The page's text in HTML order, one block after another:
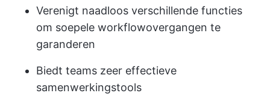
Verenigt naadloos verschillende functies
om soepele workflowovergangen te
garanderen
Biedt teams zeer effectieve
samenwerkingstools